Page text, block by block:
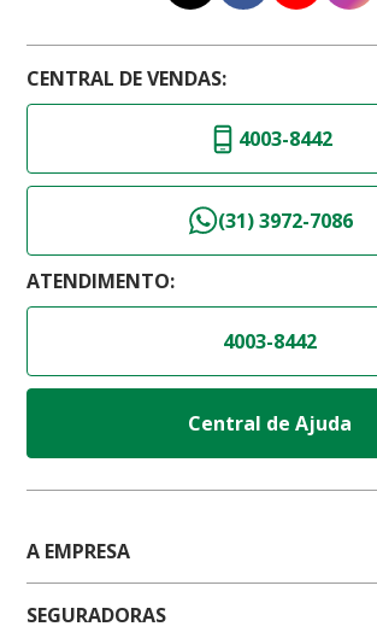
CENTRAL DE VENDAS:
4003-8442
(31) 3972-7086
ATENDIMENTO:
4003-8442
Central de Ajuda
A EMPRESA
SEGURADORAS